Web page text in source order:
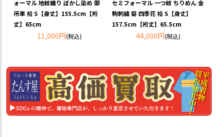
ォーマル 地紋織り ぼかし染め 御
所車 袷 S【身丈】155.5cm【裄
丈】65cm
11,000円(税込)
セミフォーマル 一つ紋 ちりめん 金
駒刺繍 菊 四季花 袷 S【身丈】
157.5cm【裄丈】65.5cm
44,000円(税込)